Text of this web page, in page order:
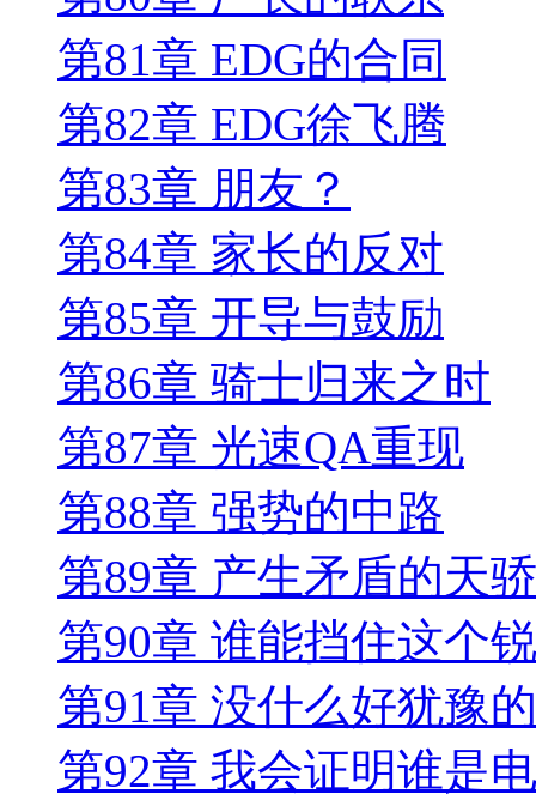
第81章 EDG的合同
第82章 EDG徐飞腾
第83章 朋友？
第84章 家长的反对
第85章 开导与鼓励
第86章 骑士归来之时
第87章 光速QA重现
第88章 强势的中路
第89章 产生矛盾的天
第90章 谁能挡住这个
第91章 没什么好犹豫的
第92章 我会证明谁是